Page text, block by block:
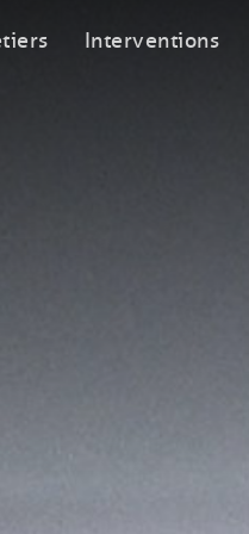
Interventions